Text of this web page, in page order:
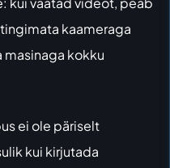
kaameraga
masinaga kokku
ei ole päriselt
kui kirjutada